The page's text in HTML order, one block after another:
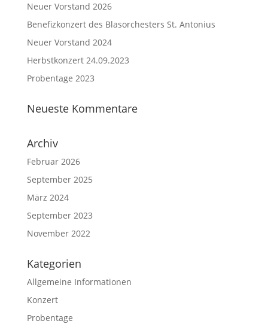
Neuer Vorstand 2026
Benefizkonzert des Blasorchesters St. Antonius
Neuer Vorstand 2024
Herbstkonzert 24.09.2023
Probentage 2023
Neueste Kommentare
Archiv
Februar 2026
September 2025
März 2024
September 2023
November 2022
Kategorien
Allgemeine Informationen
Konzert
Probentage